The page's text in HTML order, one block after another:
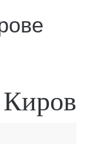
Киров